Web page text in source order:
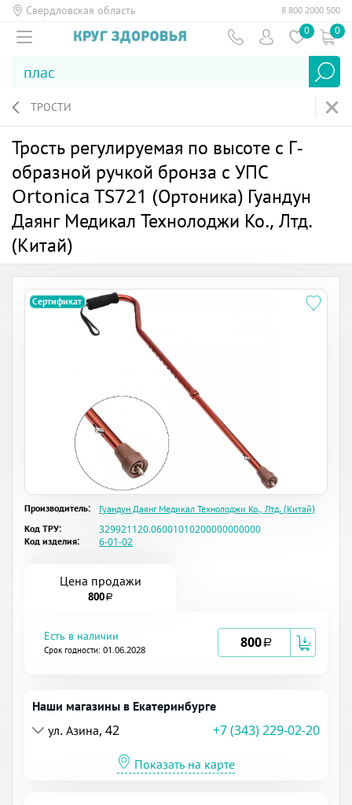
Свердловская область 8 800 2000 500
0 0
ТРОСТИ
Трость регулируемая по высоте с Г-
образной ручкой бронза с УПС
Ortonica TS721 (Ортоника) Гуандун
Даянг Медикал Технолоджи Ко., Лтд.
(Китай)
Сертификат
Производитель:
Гуандун Даянг Медикал Технолоджи Ко., Лтд. (Китай)
Код ТРУ:
329921120.06001010200000000000
Код изделия:
6-01-02
Цена продажи
800a
Есть в наличии
Срок годности: 01.06.2028 800a
Наши магазины в Екатеринбурге
ул. Азина, 42
+7 (343) 229-02-20
Показать на карте